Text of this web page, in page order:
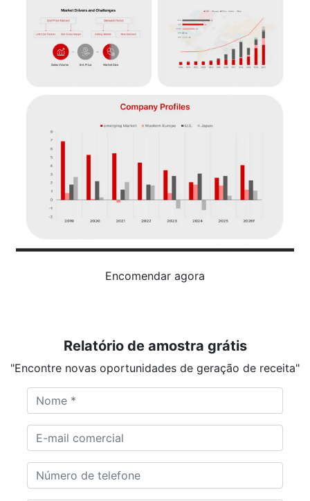
Encomendar agora
Relatório de amostra grátis
"Encontre novas oportunidades de geração de receita"